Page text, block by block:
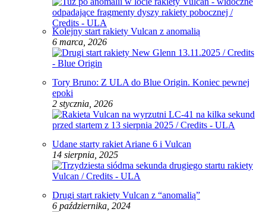
Kolejny start rakiety Vulcan z anomalią
6 marca, 2026
Tory Bruno: Z ULA do Blue Origin. Koniec pewnej
epoki
2 stycznia, 2026
Udane starty rakiet Ariane 6 i Vulcan
14 sierpnia, 2025
Drugi start rakiety Vulcan z “anomalią”
6 października, 2024